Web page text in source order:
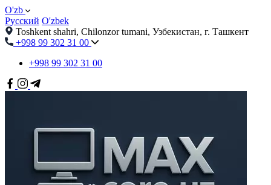
O'zb
Русский O'zbek
Toshkent shahri, Chilonzor tumani, Узбекистан, г. Ташкент
+998 99 302 31 00
+998 99 302 31 00